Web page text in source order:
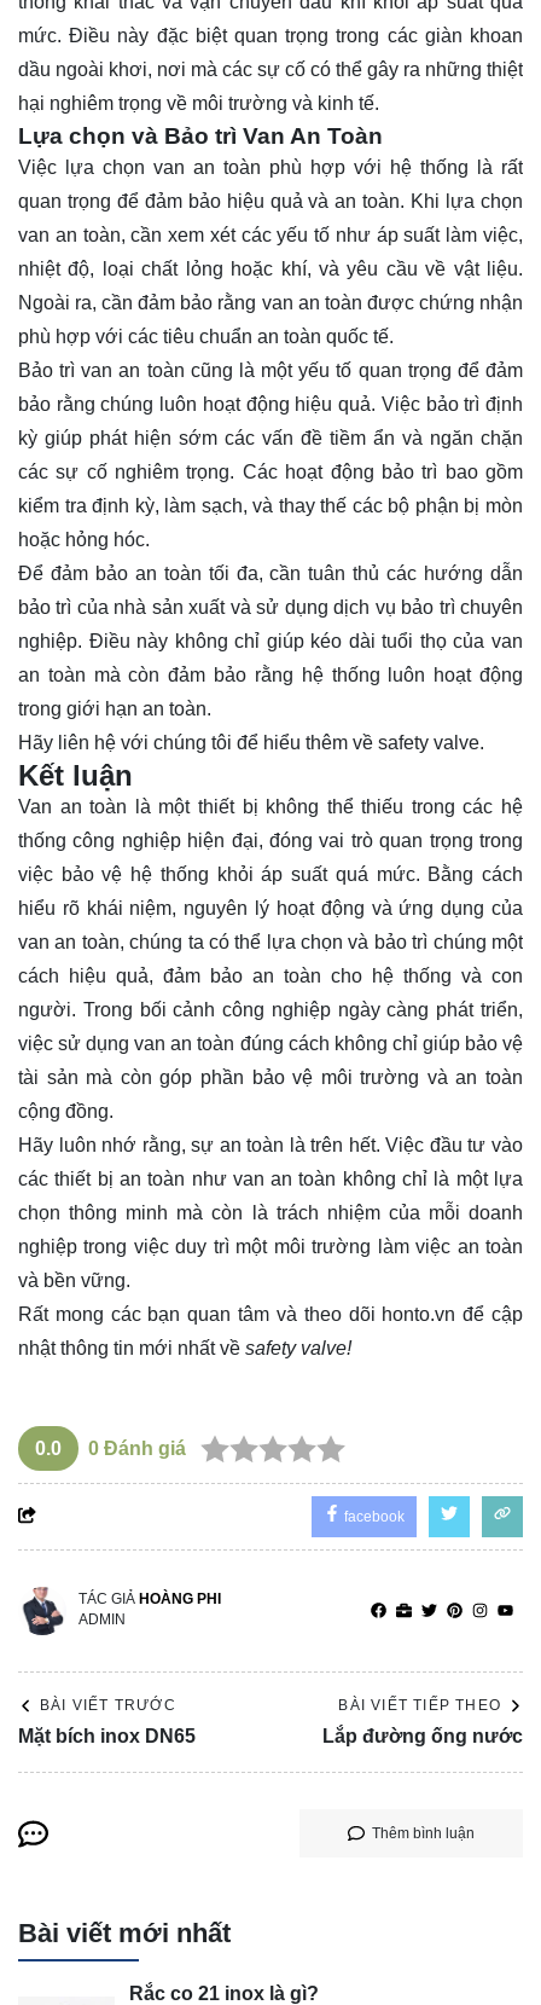
mức. Điều này đặc biệt quan trọng trong các giàn khoan
dầu ngoài khơi, nơi mà các sự cố có thể gây ra những thiệt
hại nghiêm trọng về môi trường và kinh tế.
Lựa chọn và Bảo trì Van An Toàn
Việc lựa chọn van an toàn phù hợp với hệ thống là rất
quan trọng để đảm bảo hiệu quả và an toàn. Khi lựa chọn
van an toàn, cần xem xét các yếu tố như áp suất làm việc,
nhiệt độ, loại chất lỏng hoặc khí, và yêu cầu về vật liệu.
Ngoài ra, cần đảm bảo rằng van an toàn được chứng nhận
phù hợp với các tiêu chuẩn an toàn quốc tế.
Bảo trì van an toàn cũng là một yếu tố quan trọng để đảm
bảo rằng chúng luôn hoạt động hiệu quả. Việc bảo trì định
kỳ giúp phát hiện sớm các vấn đề tiềm ẩn và ngăn chặn
các sự cố nghiêm trọng. Các hoạt động bảo trì bao gồm
kiểm tra định kỳ, làm sạch, và thay thế các bộ phận bị mòn
hoặc hỏng hóc.
Để đảm bảo an toàn tối đa, cần tuân thủ các hướng dẫn
bảo trì của nhà sản xuất và sử dụng dịch vụ bảo trì chuyên
nghiệp. Điều này không chỉ giúp kéo dài tuổi thọ của van
an toàn mà còn đảm bảo rằng hệ thống luôn hoạt động
trong giới hạn an toàn.
Hãy liên hệ với chúng tôi để hiểu thêm về safety valve.
Kết luận
Van an toàn là một thiết bị không thể thiếu trong các hệ
thống công nghiệp hiện đại, đóng vai trò quan trọng trong
việc bảo vệ hệ thống khỏi áp suất quá mức. Bằng cách
hiểu rõ khái niệm, nguyên lý hoạt động và ứng dụng của
van an toàn, chúng ta có thể lựa chọn và bảo trì chúng một
cách hiệu quả, đảm bảo an toàn cho hệ thống và con
người. Trong bối cảnh công nghiệp ngày càng phát triển,
việc sử dụng van an toàn đúng cách không chỉ giúp bảo vệ
tài sản mà còn góp phần bảo vệ môi trường và an toàn
cộng đồng.
Hãy luôn nhớ rằng, sự an toàn là trên hết. Việc đầu tư vào
các thiết bị an toàn như van an toàn không chỉ là một lựa
chọn thông minh mà còn là trách nhiệm của mỗi doanh
nghiệp trong việc duy trì một môi trường làm việc an toàn
và bền vững.
Rất mong các bạn quan tâm và theo dõi honto.vn để cập
nhật thông tin mới nhất về safety valve!
0.0 0 Đánh giá
facebook
TÁC GIẢ HOÀNG PHI
ADMIN
BÀI VIẾT TRƯỚC
Mặt bích inox DN65
BÀI VIẾT TIẾP THEO
Lắp đường ống nước
Thêm bình luận
Bài viết mới nhất
Rắc co 21 inox là gì?